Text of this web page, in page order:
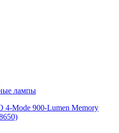
лампы
4-Mode 900-Lumen Memory